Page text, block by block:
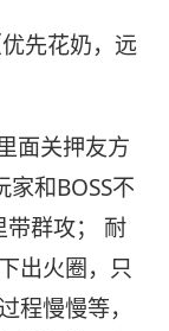
先花奶，远
面关押友方
和BOSS不
带群攻； 耐
出火圈，只
程慢慢等，